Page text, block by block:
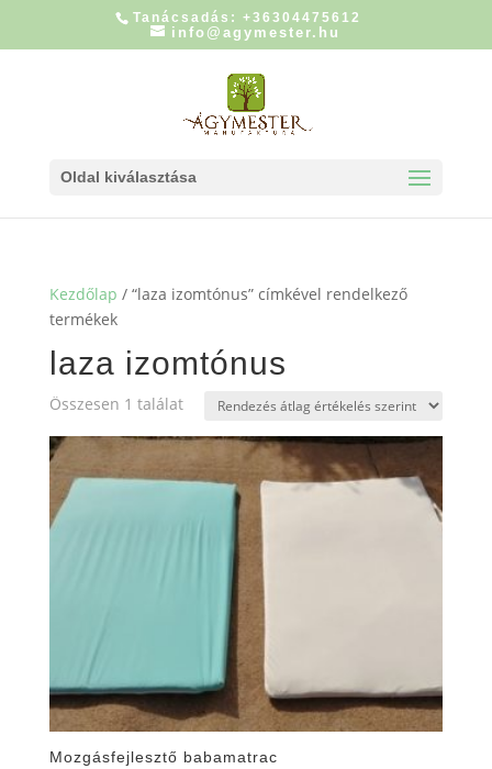
Tanácsadás: +36304475612
info@agymester.hu
Oldal kiválasztása
Kezdőlap / “laza izomtónus” címkével rendelkező
termékek
laza izomtónus
Összesen 1 találat
Mozgásfejlesztő babamatrac